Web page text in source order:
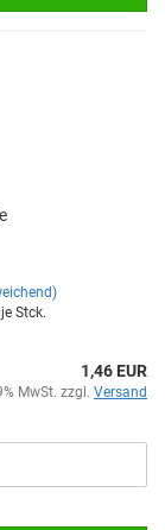
Stck.
1,46 EUR
MwSt. zzgl. Versand